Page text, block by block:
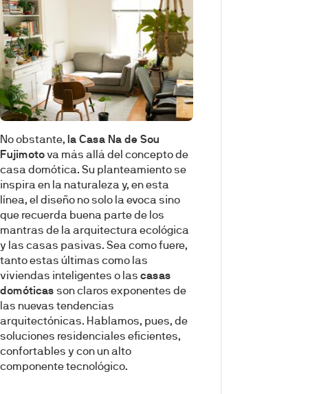
No obstante, la Casa Na de Sou
Fujimotova más allá del concepto de
casa domótica. Su planteamiento se
inspira en la naturaleza y, en esta
línea, el diseño no solo la evoca sino
que recuerda buena parte de los
mantras de la arquitectura ecológica
y las casas pasivas. Sea como fuere,
tanto estas últimas como las
viviendas inteligentes o las casas
domóticas son claros exponentes de
las nuevas tendencias
arquitectónicas. Hablamos, pues, de
soluciones residenciales eficientes,
confortables y con un alto
componente tecnológico.